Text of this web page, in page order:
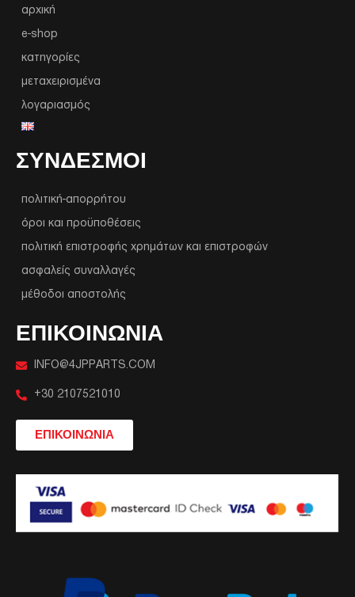
αρχική
e-shop
κατηγορίες
μεταχειρισμένα
λογαριασμός
ΣΥΝΔΕΣΜΟΙ
πολιτική-απορρήτου
όροι και προϋποθέσεις
πολιτική επιστροφής χρημάτων και επιστροφών
ασφαλείς συναλλαγές
μέθοδοι αποστολής
ΕΠΙΚΟΙΝΩΝΙΑ
INFO@4JPPARTS.COM
+30 2107521010
ΕΠΙΚΟΙΝΩΝΙΑ